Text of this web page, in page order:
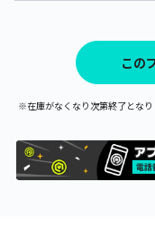
この
※在庫がなくなり次第終了とな